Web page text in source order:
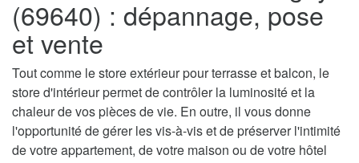
(69640) : dépannage, pose
et vente
Tout comme le store extérieur pour terrasse et balcon, le
store d'intérieur permet de contrôler la luminosité et la
chaleur de vos pièces de vie. En outre, il vous donne
l'opportunité de gérer les vis-à-vis et de préserver l'intimité
de votre appartement, de votre maison ou de votre hôtel